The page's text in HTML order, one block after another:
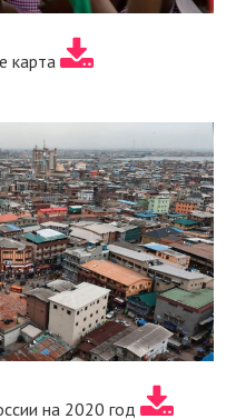
карта
на 2020 год